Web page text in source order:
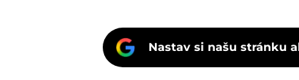
Nastav si našu stránku